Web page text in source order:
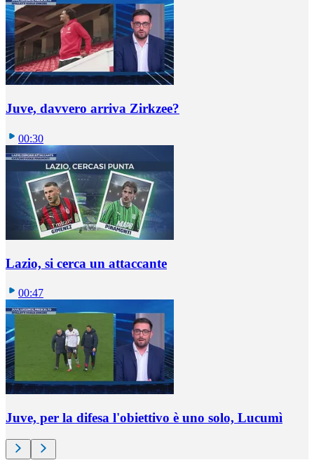
Juve, davvero arriva Zirkzee?
00:30
Lazio, si cerca un attaccante
00:47
Juve, per la difesa l'obiettivo è uno solo, Lucumì